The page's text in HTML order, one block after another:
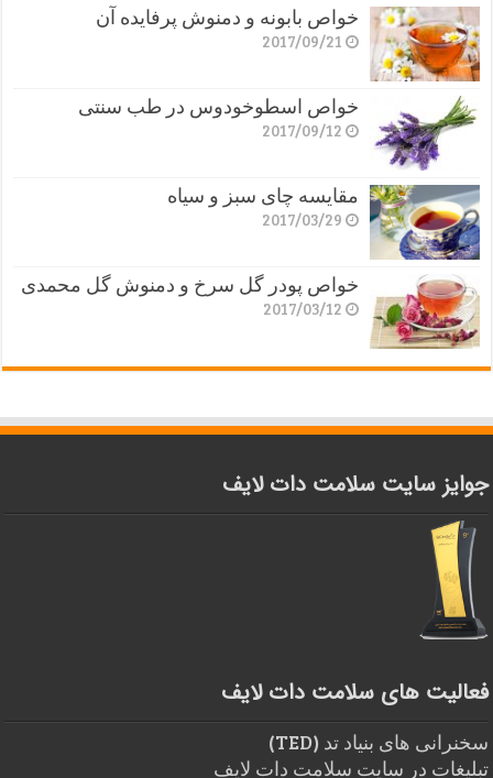
خواص بابونه و دمنوش پرفایده آن
2017/09/21
خواص اسطوخودوس در طب سنتی
2017/09/12
مقایسه چای سبز و سیاه
2017/03/29
خواص پودر گل سرخ و دمنوش گل محمدی
2017/03/12
جوایز سایت سلامت دات لایف
فعالیت های سلامت دات لایف
سخنرانی های بنیاد تد (TED)
تبلیغات در سایت سلامت دات لایف